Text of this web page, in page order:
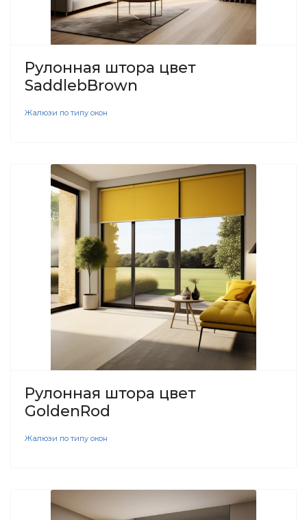
Рулонная штора цвет
SaddlebBrown
Жалюзи по типу окон
Рулонная штора цвет
GoldenRod
Жалюзи по типу окон